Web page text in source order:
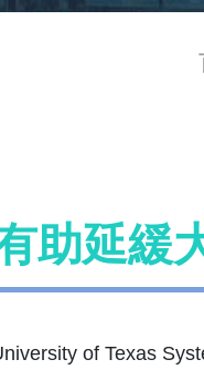
助延緩
of Texas